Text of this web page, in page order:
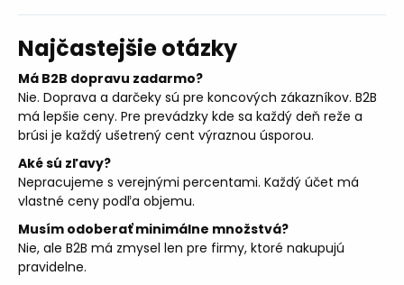
Najčastejšie otázky
Má B2B dopravu zadarmo?
Nie. Doprava a darčeky sú pre koncových zákazníkov. B2B
má lepšie ceny. Pre prevádzky kde sa každý deň reže a
brúsi je každý ušetrený cent výraznou úsporou.
Aké sú zľavy?
Nepracujeme s verejnými percentami. Každý účet má
vlastné ceny podľa objemu.
Musím odoberať minimálne množstvá?
Nie, ale B2B má zmysel len pre firmy, ktoré nakupujú
pravidelne.